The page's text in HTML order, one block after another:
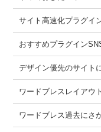
サイト高速化プラグイ
おすすめプラグイン
デザイン優先のサイト
ワードブレスレイアウ
ワードブレス過去にさ